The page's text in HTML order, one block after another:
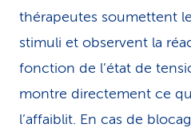
thérapeutes soumettent
stimuli et observent la
fonction de l’état de
montre directement ce
l’affaiblit. En cas de